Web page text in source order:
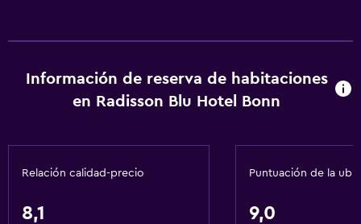
Minimercado en las instalaciones
Boletos de transporte público
Check-in/check-out privado
Recepción 24 horas
Información de reserva de habitaciones
en Radisson Blu Hotel Bonn
Relación calidad-precio
8,1
Puntuación de la
9,0